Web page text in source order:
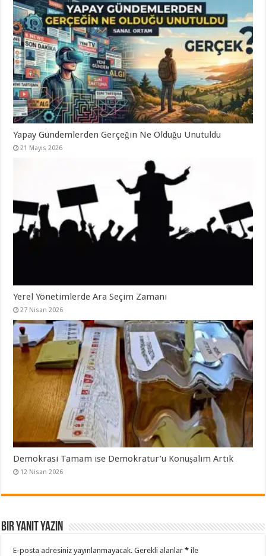
Yapay Gündemlerden Gerçeğin Ne Olduğu Unutuldu
21 Mayıs 2026
Yerel Yönetimlerde Ara Seçim Zamanı
27 Nisan 2026
Demokrasi Tamam ise Demokratur’u Konuşalım Artık
12 Nisan 2026
Bir yanıt yazın
E-posta adresiniz yayınlanmayacak. Gerekli alanlar* ile